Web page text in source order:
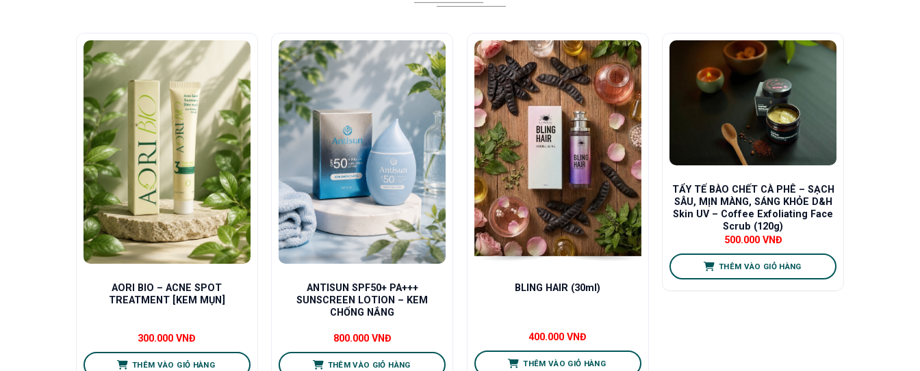
AORI BIO – ACNE SPOT
TREATMENT [KEM MỤN]
300.000VNĐ
THÊM VÀO GIỎ HÀNG
ANTISUN SPF50+ PA+++
SUNSCREEN LOTION – KEM
CHỐNG NẮNG
800.000 VNĐ
THÊM VÀO GIỎ HÀNG
BLING HAIR (30ml)
400.000VNĐ
THÊM VÀO GIỎ HÀNG
TẨY TẾ BÀO CHẾT CÀ PHÊ – SẠCH
SÂU, MỊN MÀNG, SÁNG KHỎE D&H
Skin UV – Coffee Exfoliating Face
Scrub (120g)
500.000 VNĐ
THÊM VÀO GIỎ HÀNG